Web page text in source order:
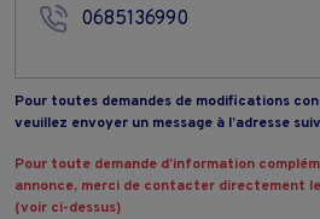
0685136990
Pour toutes demandes de modifications
veuillez envoyer un message à l’adresse
Pour toute demande d’information
annonce, merci de contacter directement
(voir ci-dessus)